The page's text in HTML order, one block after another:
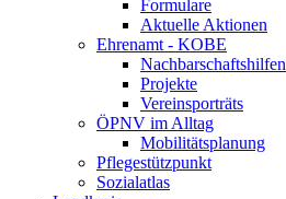
Formulare
Aktuelle Aktionen
Ehrenamt - KOBE
Nachbarschaftshilfen
Projekte
Vereinsporträts
ÖPNV im Alltag
Mobilitätsplanung
Pflegestützpunkt
Sozialatlas